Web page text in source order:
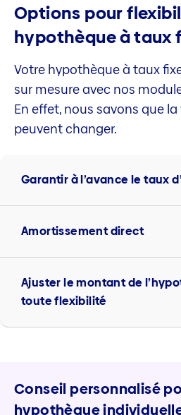
Options pour
hypothèque à taux
Votre hypothèque à taux
sur mesure avec nos
En effet, nous savons que
peuvent changer.
Garantir à l’avance le taux
Amortissement direct
Ajuster le montant de
toute flexibilité
Conseil personnalisé
hypothèque